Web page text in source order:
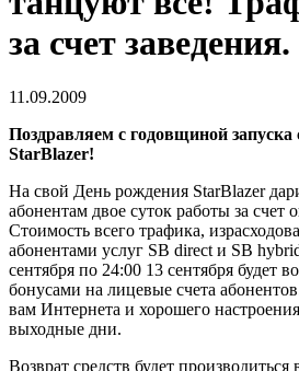
за счет заведения.
11.09.2009
Поздравляем с годовщиной запуска
StarBlazer!
На свой День рождения StarBlazer
абонентам двое суток работы за счет
Стоимость всего трафика,
абонентами услуг SB direct и SB
сентября по 24:00 13 сентября будет
бонусами на лицевые счета
вам Интернета и хорошего
выходные дни.
Возврат средств будет производиться